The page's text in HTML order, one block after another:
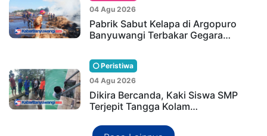
04 Agu 2026
Pabrik Sabut Kelapa di Argopuro
Banyuwangi Terbakar Gegara…
Peristiwa
04 Agu 2026
Dikira Bercanda, Kaki Siswa SMP
Terjepit Tangga Kolam…